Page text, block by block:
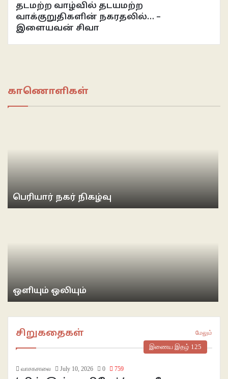
தடமற்ற வாழ்வில் தடயமற்ற
வாக்குறுதிகளின் நகரதலில்… –
இளையவன் சிவா
காணொளிகள்
பெரியார் நகர் நிகழ்வு
ஒளியும் ஒலியும்
சிறுகதைகள் மேலும்
இணைய இதழ் 125
வாசகசாலை July 10, 2026 0 759